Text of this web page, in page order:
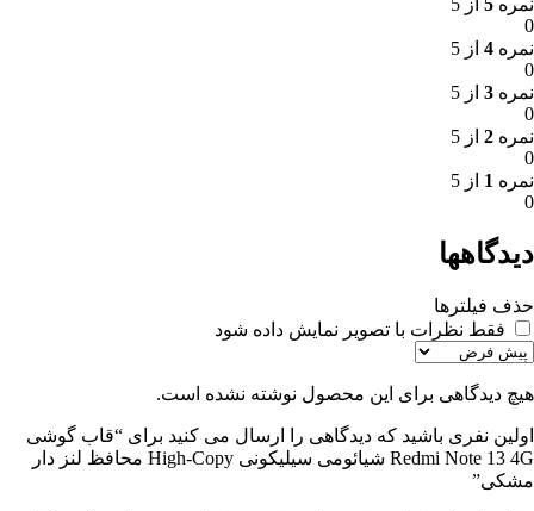
نمره 5 از 5
0
نمره 4 از 5
0
نمره 3 از 5
0
نمره 2 از 5
0
نمره 1 از 5
0
دیدگاهها
حذف فیلترها
فقط نظرات با تصویر نمایش داده شود
هیچ دیدگاهی برای این محصول نوشته نشده است.
اولین نفری باشید که دیدگاهی را ارسال می کنید برای “قاب گوشی
Redmi Note 13 4G شیائومی سیلیکونی High-Copy محافظ لنز دار
مشکی”